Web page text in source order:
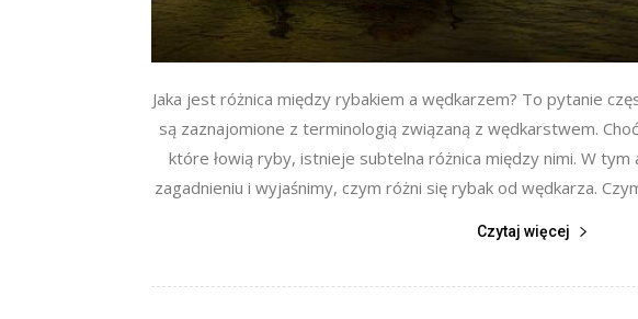
Jaka jest różnica między rybakiem a wędkarzem? To pytanie
są zaznajomione z terminologią związaną z wędkarstwem.
które łowią ryby, istnieje subtelna różnica między nimi. W
zagadnieniu i wyjaśnimy, czym różni się rybak od wędkarza.
Czytaj więcej